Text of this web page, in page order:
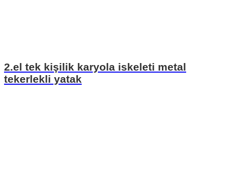
2.el tek kişilik karyola iskeleti metal
tekerlekli yatak